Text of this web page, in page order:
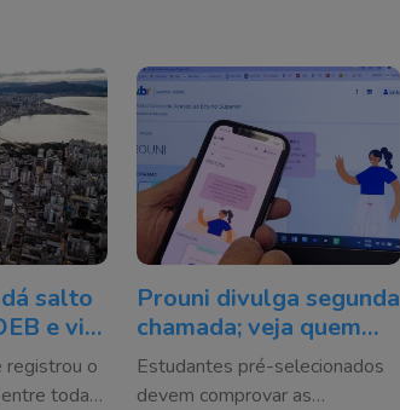
salto
e vira
em
registrou o
todas
Prouni divulga segunda
chamada; veja quem
precisa agir até 14 de
agosto
Estudantes pré-selecionados
devem comprovar as